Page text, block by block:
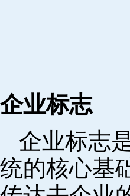
企业标志
企业标志
统的核心基